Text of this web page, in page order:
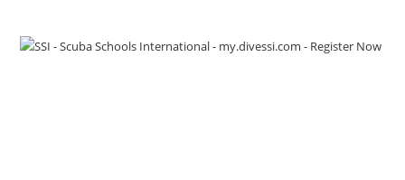
Wir sind FINNSUIB Testcenter!